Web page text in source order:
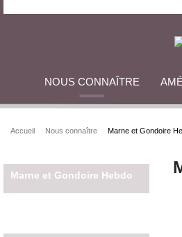
NOUS CONNAÎTRE
Accueil Nous connaître Marne et Gondoire
Marne et Gondoire Hebdo